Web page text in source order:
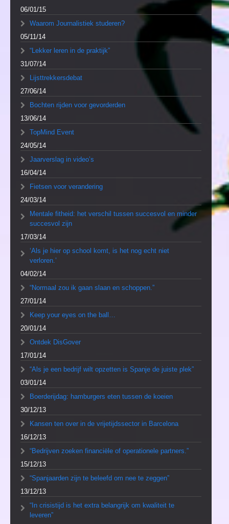
06/01/15
Waarom Journalistiek studeren?
05/11/14
“Lekker leren in de praktijk”
31/07/14
Lijsttrekkersdebat
27/06/14
Bochten rijden voor gevorderden
13/06/14
TopMind Event
24/05/14
Jaarverslag in video’s
16/04/14
Fietsen voor verandering
24/03/14
Mentale fitheid: het verschil tussen succesvol en minder
succesvol zijn
17/03/14
‘Als je hier op school komt, is het nog echt niet
verloren.’
04/02/14
“Normaal zou ik gaan slaan en schoppen.”
27/01/14
Keep your eyes on the ball…
20/01/14
Ontdek DisGover
17/01/14
“Als je een bedrijf wilt opzetten is Spanje de juiste plek”
03/01/14
Boerderijdag: hamburgers eten tussen de koeien
30/12/13
Kansen ten over in de vrijetijdssector in Barcelona
16/12/13
“Bedrijven zoeken financiële of operationele partners.”
15/12/13
“Spanjaarden zijn te beleefd om nee te zeggen”
13/12/13
“In crisistijd is het extra belangrijk om kwaliteit te
leveren”